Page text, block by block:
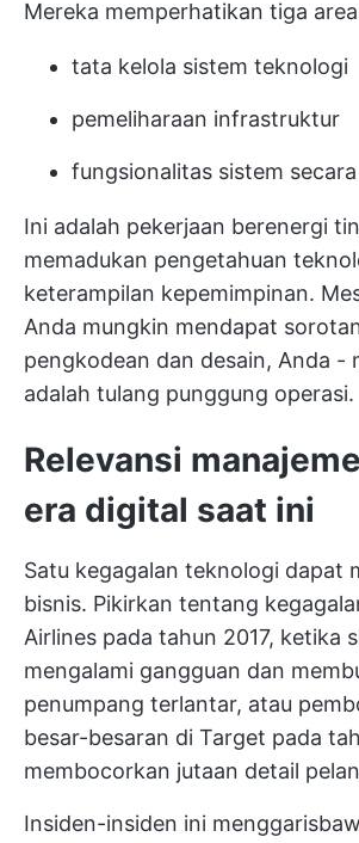
Mereka memperhatikan tiga
tata kelola sistem teknologi
pemeliharaan infrastruktur
fungsionalitas sistem
Ini adalah pekerjaan berenergi
memadukan pengetahuan
keterampilan kepemimpinan.
Anda mungkin mendapat
pengkodean dan desain, Anda -
adalah tulang punggung operasi.
Relevansi
era digital saat ini
Satu kegagalan teknologi dapat
bisnis. Pikirkan tentang
Airlines pada tahun 2017, ketika
mengalami gangguan dan
penumpang terlantar, atau
besar-besaran di Target pada
membocorkan jutaan detail
Insiden-insiden ini